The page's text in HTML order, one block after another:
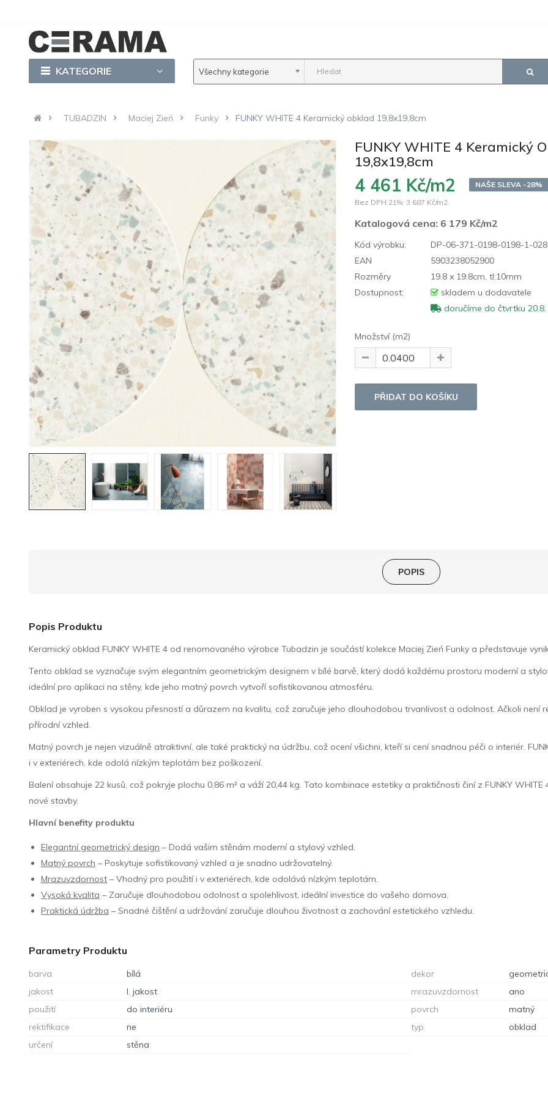
KATEGORIE Všechny kategorie
TUBADZIN Maciej Zień Funky FUNKY WHITE 4 Keramický obklad 19,8x19,8cm
FUNKY WHITE 4 Keramický
19,8x19,8cm
4 461 Kč/m2
NAŠE SLEVA -28%
Bez DPH 21%: 3 687 Kč/m2
Katalogová cena: 6 179 Kč/m2
Kód výrobku:
DP-06-371-0198-0198-1-028
EAN
5903238052900
Rozměry
19.8 x 19.8cm, tl:10mm
Dostupnost:
skladem u dodavatele
doručíme do čtvrtku 20.8.
Množství (m2)
POPIS
Popis Produktu
Keramický obklad FUNKY WHITE 4 od renomovaného výrobce Tubadzin je součástí kolekce Maciej Zień Funky a představuje
Tento obklad se vyznačuje svým elegantním geometrickým designem v bílé barvě, který dodá každému prostoru moderní a
ideální pro aplikaci na stěny, kde jeho matný povrch vytvoří sofistikovanou atmosféru.
Obklad je vyroben s vysokou přesností a důrazem na kvalitu, což zaručuje jeho dlouhodobou trvanlivost a odolnost. Ačkoli není
přírodní vzhled.
Matný povrch je nejen vizuálně atraktivní, ale také praktický na údržbu, což ocení všichni, kteří si cení snadnou péči o interiér.
i v exteriérech, kde odolá nízkým teplotám bez poškození.
Balení obsahuje 22 kusů, což pokryje plochu 0,86 m² a váží 20,44 kg. Tato kombinace estetiky a praktičnosti činí z FUNKY
nové stavby.
Hlavní benefity produktu
Elegantní geometrický design – Dodá vašim stěnám moderní a stylový vzhled.
Matný povrch – Poskytuje sofistikovaný vzhled a je snadno udržovatelný.
Mrazuvzdornost – Vhodný pro použití i v exteriérech, kde odolává nízkým teplotám.
Vysoká kvalita – Zaručuje dlouhodobou odolnost a spolehlivost, ideální investice do vašeho domova.
Praktická údržba – Snadné čištění a udržování zaručuje dlouhou životnost a zachování estetického vzhledu.
Parametry Produktu
barva bílá dekor
jakost
I. jakost mrazuvzdornost
ano
použití
do interiéru povrch
matný
rektifikace
ne typ
obklad
určení
stěna